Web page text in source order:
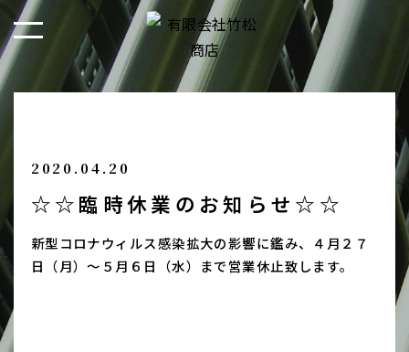
2020.04.20
☆☆臨時休業のお知らせ☆☆
新型コロナウィルス感染拡大の影響に鑑み、４月２７
日（月）～５月６日（水）まで営業休止致します。